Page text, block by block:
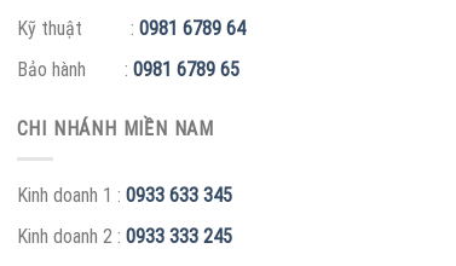
Kỹ thuật : 0981 6789 64
Bảo hành : 0981 6789 65
CHI NHÁNH MIỀN NAM
Kinh doanh 1 : 0933 633 345
Kinh doanh 2 : 0933 333 245